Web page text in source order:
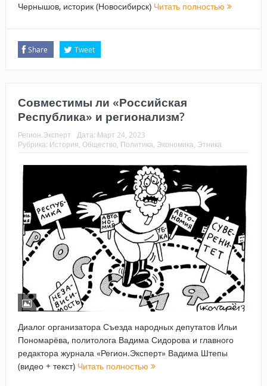
Чернышов, историк (Новосибирск) Читать полностью
Share Tweet
Совместимы ли «Российская
Республика» и регионализм?
Регион.Эксперт Дата: Март 24, 2023
Рубрика: История, Общество, Политика, Экономика, Этника
Диалог организатора Съезда народных депутатов Ильи
Пономарёва, политолога Вадима Сидорова и главного
редактора журнала «Регион.Эксперт» Вадима Штепы
(видео + текст) Читать полностью